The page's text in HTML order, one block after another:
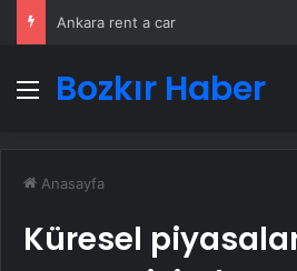
Ankara rent a car
Menü
Bozkır Haber
Anasayfa
Küresel